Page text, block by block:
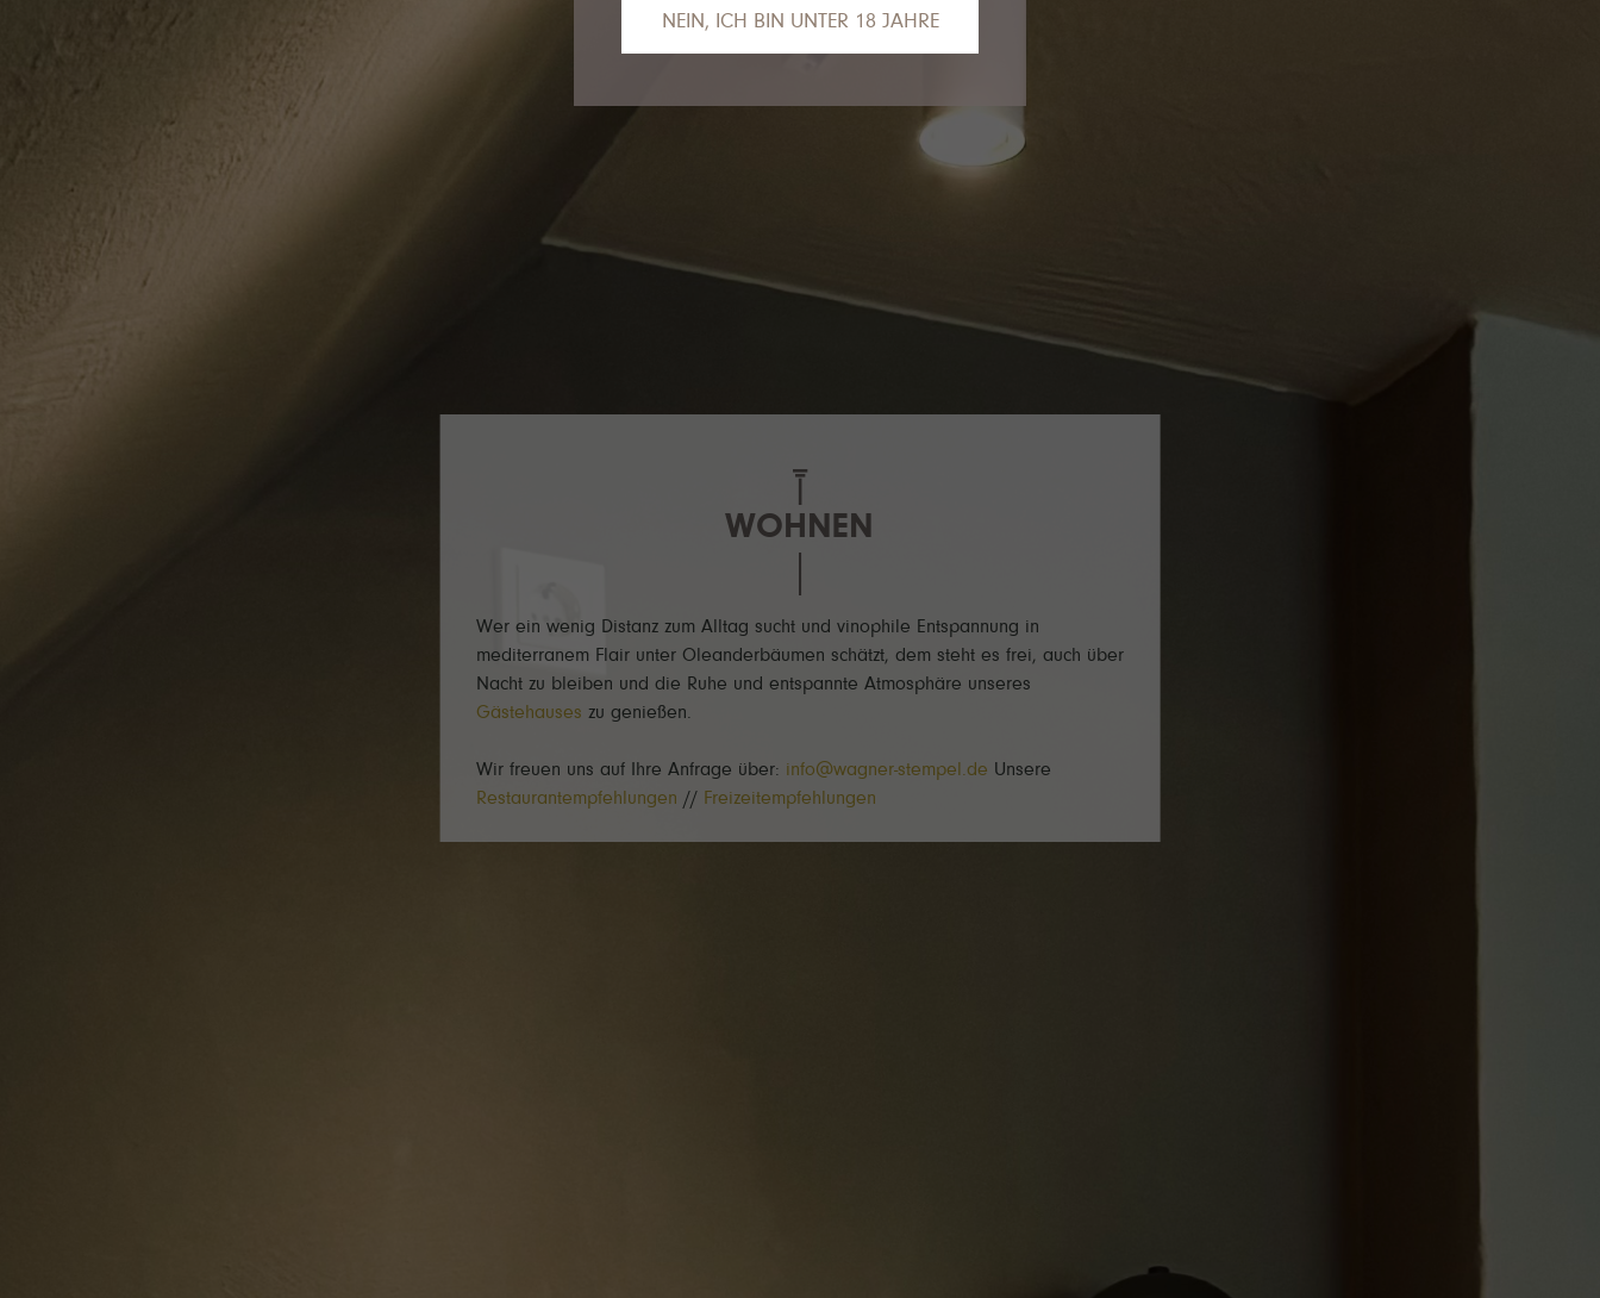
WOHNEN
Wer ein wenig Distanz zum Alltag sucht und vinophile Entspannung in
mediterranem Flair unter Oleanderbäumen schätzt, dem steht es frei, auch über
Nacht zu bleiben und die Ruhe und entspannte Atmosphäre unseres
Gästehauses zu genießen.
Wir freuen uns auf Ihre Anfrage über: info@wagner-stempel.de Unsere
Restaurantempfehlungen // Freizeitempfehlungen
NEIN, ICH BIN UNTER 18 JAHRE
anzusehen.
Gerne empfehlen wir unseren VDP.Partner